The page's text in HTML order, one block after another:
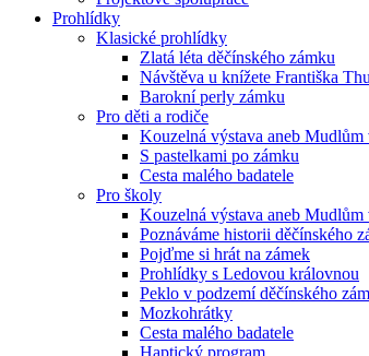
Prohlídky
Klasické prohlídky
Zlatá léta děčínského zámku
Návštěva u knížete Františka
Barokní perly zámku
Pro děti a rodiče
Kouzelná výstava aneb Mudlům
S pastelkami po zámku
Cesta malého badatele
Pro školy
Kouzelná výstava aneb Mudlům
Poznáváme historii děčínského
Pojďme si hrát na zámek
Prohlídky s Ledovou královnou
Peklo v podzemí děčínského
Mozkohrátky
Cesta malého badatele
Haptický program